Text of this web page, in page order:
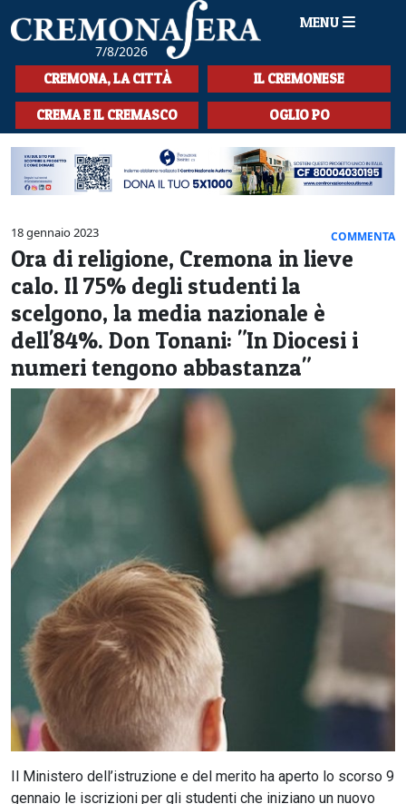
7/8/2026
MENU
HOME
CRONACA
SPORT
LA MUSICA
CULTURA
LA STORIA
SPETTACOLI
L'EDITORIALE
SEZIONI
CERCA
CREMONA, LA CITTÀ IL CREMONESE
CREMA E IL CREMASCO OGLIO PO
18 gennaio 2023 COMMENTA
Ora di religione, Cremona in lieve
calo. Il 75% degli studenti la
scelgono, la media nazionale è
dell'84%. Don Tonani: "In Diocesi i
numeri tengono abbastanza"
Il Ministero dell’istruzione e del merito ha aperto lo scorso 9
gennaio le iscrizioni per gli studenti che iniziano un nuovo